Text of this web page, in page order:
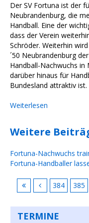
Der SV Fortuna ist der
Neubrandenburg, die
Handball. Eine der
dass der Verein
Schröder. Weiterhin
´50 Neubrandenburg
Handball-Nachwuchs
darüber hinaus für
Bundesland attraktiv ist.
Weiterlesen
Weitere
Fortuna-Nachwuchs
Fortuna-Handballer
384 385
TERMINE